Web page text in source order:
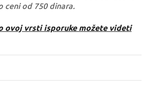
ceni od 750 dinara.
ovoj vrsti isporuke možete videti